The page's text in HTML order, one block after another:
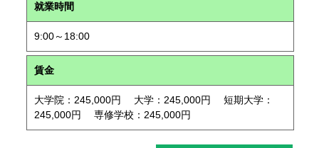
就業時間
9:00～18:00
賃金
大学院：245,000円 大学：245,000円 短期大学：
245,000円 専修学校：245,000円